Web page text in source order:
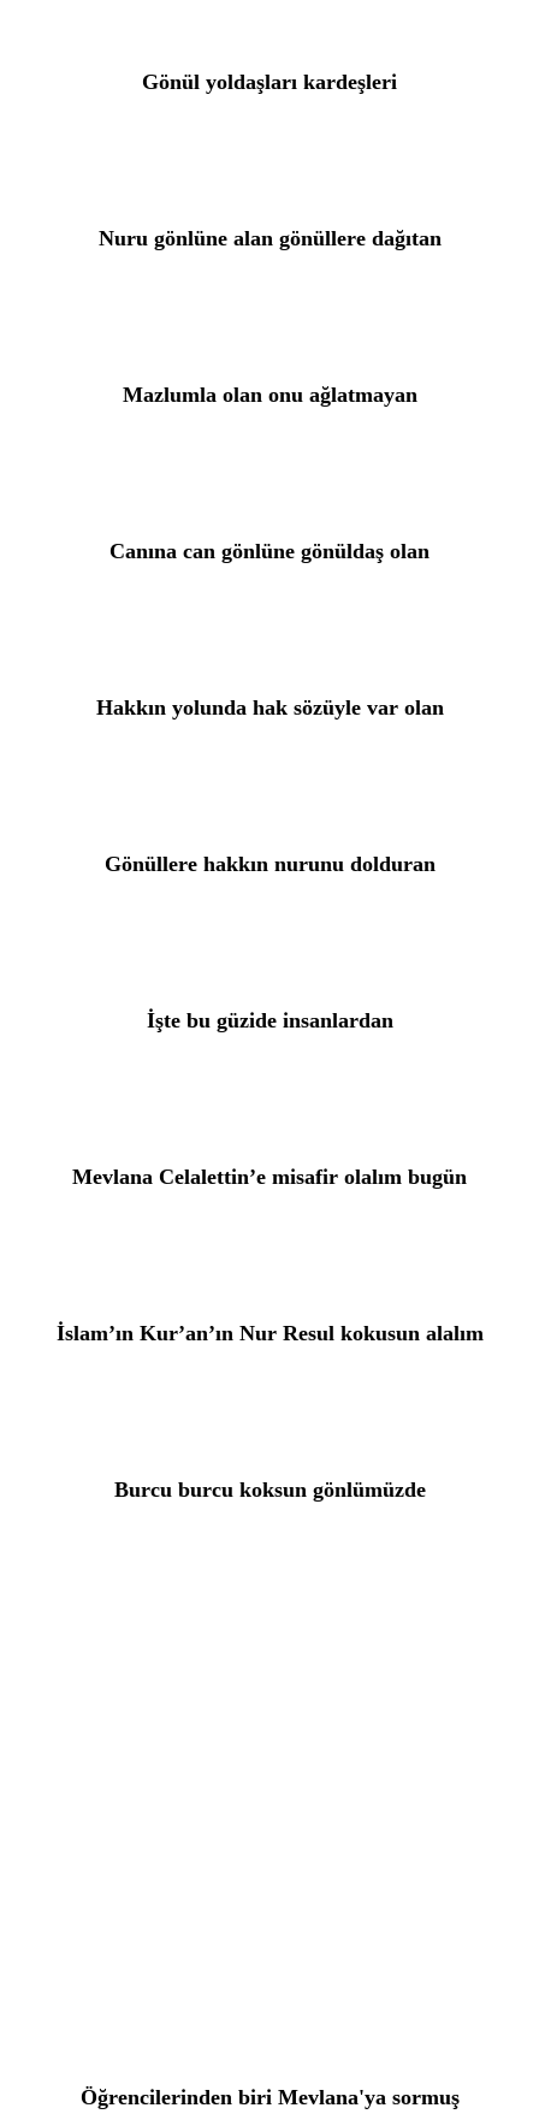
Gönül yoldaşları kardeşleri
Nuru gönlüne alan gönüllere dağıtan
Mazlumla olan onu ağlatmayan
Canına can gönlüne gönüldaş olan
Hakkın yolunda hak sözüyle var olan
Gönüllere hakkın nurunu dolduran
İşte bu güzide insanlardan
Mevlana Celalettin’e misafir olalım bugün
İslam’ın Kur’an’ın Nur Resul kokusun alalım
Burcu burcu koksun gönlümüzde
Öğrencilerinden biri Mevlana'ya sormuş